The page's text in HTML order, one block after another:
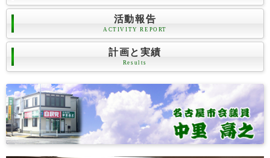
活動報告
ACTIVITY REPORT
計画と実績
Results